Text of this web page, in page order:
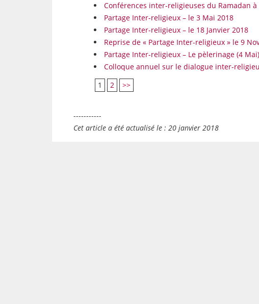
Conférences inter-religieuses du Ramadan
Partage Inter-religieux – le 3 Mai 2018
Partage Inter-religieux – le 18 Janvier 2018
Reprise de « Partage Inter-religieux » le 9
Partage Inter-religieux – Le pèlerinage (4 Mai)
Colloque annuel sur le dialogue inter-
1
2 >>
-----------
Cet article a été actualisé le : 20 janvier 2018